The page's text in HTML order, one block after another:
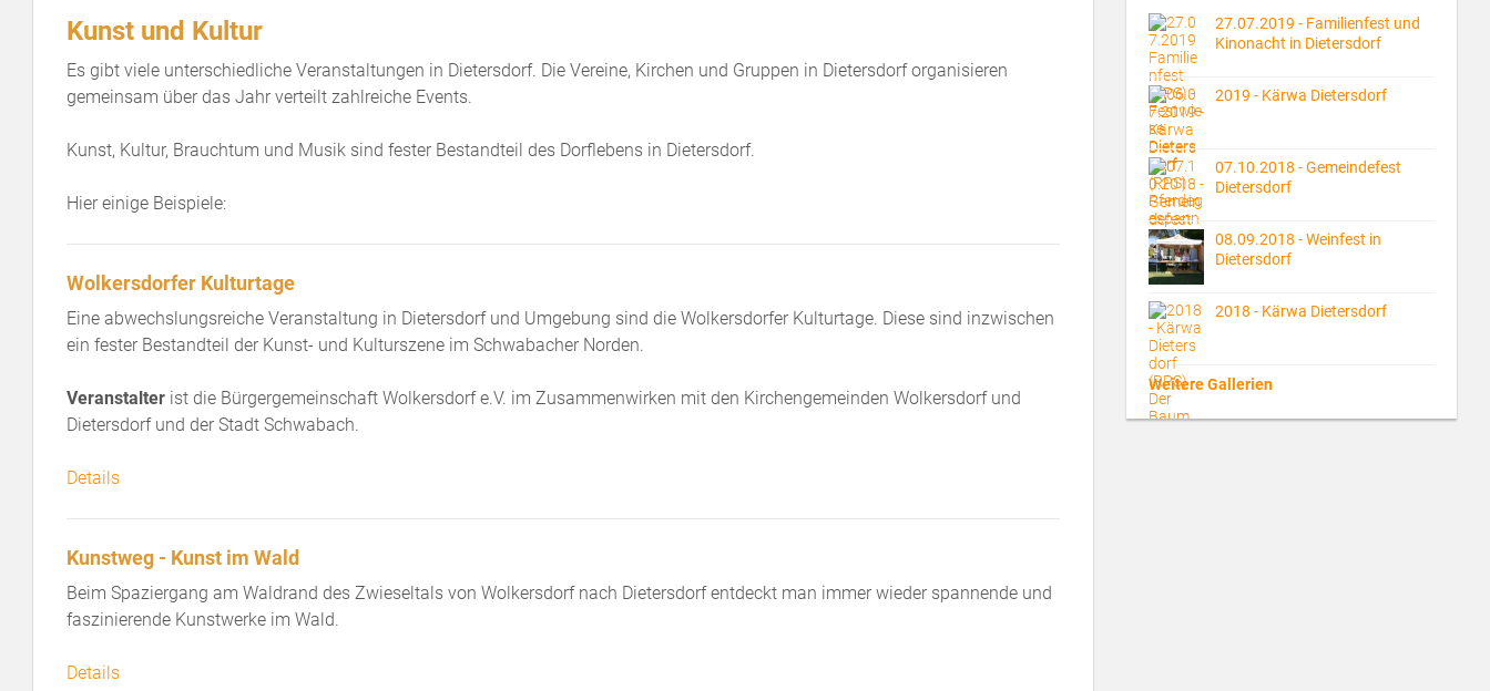
Kunst und Kultur
Es gibt viele unterschiedliche Veranstaltungen in Dietersdorf. Die Vereine, Kirchen und Gruppen in Dietersdorf organisieren
gemeinsam über das Jahr verteilt zahlreiche Events.
Kunst, Kultur, Brauchtum und Musik sind fester Bestandteil des Dorflebens in Dietersdorf.
Hier einige Beispiele:
Wolkersdorfer Kulturtage
Eine abwechslungsreiche Veranstaltung in Dietersdorf und Umgebung sind die Wolkersdorfer Kulturtage. Diese sind inzwischen
ein fester Bestandteil der Kunst- und Kulturszene im Schwabacher Norden.
Veranstalter ist die Bürgergemeinschaft Wolkersdorf e.V. im Zusammenwirken mit den Kirchengemeinden Wolkersdorf und
Dietersdorf und der Stadt Schwabach.
Details
Kunstweg - Kunst im Wald
Beim Spaziergang am Waldrand des Zwieseltals von Wolkersdorf nach Dietersdorf entdeckt man immer wieder spannende und
faszinierende Kunstwerke im Wald.
Details
27.07.2019 - Familienfest und
Kinonacht in Dietersdorf
2019 - Kärwa Dietersdorf
07.10.2018 - Gemeindefest
Dietersdorf
08.09.2018 - Weinfest in
Dietersdorf
2018 - Kärwa Dietersdorf
Weitere Gallerien